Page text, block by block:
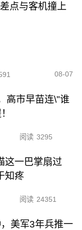
点与客机撞上
08-07
高市早苗连\"谁
阅读 3295
这一巴掌扇过
知疼
阅读 24351
美军3年兵推一